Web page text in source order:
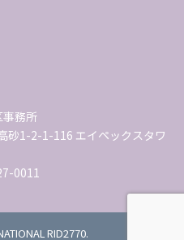
事務所
1-2-1-116 エイペックスタワ
0011
RID2770.